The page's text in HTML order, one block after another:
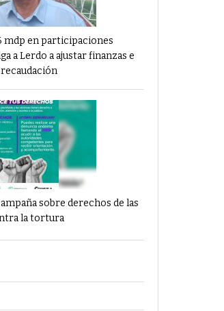
mdp en participaciones
a Lerdo a ajustar finanzas e
sobre derechos de las
la tortura